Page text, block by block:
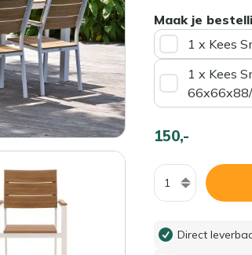
Maak je
1 x Kees
1 x Kees
150,-
Aantal
Direct